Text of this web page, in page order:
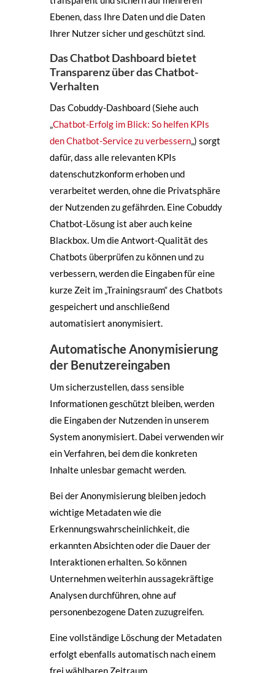
Ebenen, dass Ihre Daten und die Daten
Ihrer Nutzer sicher und geschützt sind.
Das Chatbot Dashboard bietet
Transparenz über das Chatbot-
Verhalten
Das Cobuddy-Dashboard (Siehe auch
„Chatbot-Erfolg im Blick: So helfen KPIs
den Chatbot-Service zu verbessern„) sorgt
dafür, dass alle relevanten KPIs
datenschutzkonform erhoben und
verarbeitet werden, ohne die Privatsphäre
der Nutzenden zu gefährden. Eine Cobuddy
Chatbot-Lösung ist aber auch keine
Blackbox. Um die Antwort-Qualität des
Chatbots überprüfen zu können und zu
verbessern, werden die Eingaben für eine
kurze Zeit im „Trainingsraum“ des Chatbots
gespeichert und anschließend
automatisiert anonymisiert.
Automatische Anonymisierung
der Benutzereingaben
Um sicherzustellen, dass sensible
Informationen geschützt bleiben, werden
die Eingaben der Nutzenden in unserem
System anonymisiert. Dabei verwenden wir
ein Verfahren, bei dem die konkreten
Inhalte unlesbar gemacht werden.
Bei der Anonymisierung bleiben jedoch
wichtige Metadaten wie die
Erkennungswahrscheinlichkeit, die
erkannten Absichten oder die Dauer der
Interaktionen erhalten. So können
Unternehmen weiterhin aussagekräftige
Analysen durchführen, ohne auf
personenbezogene Daten zuzugreifen.
Eine vollständige Löschung der Metadaten
erfolgt ebenfalls automatisch nach einem
frei wählbaren Zeitraum.